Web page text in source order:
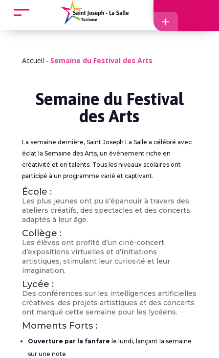
Accueil
Accès
APEL
Accueil - Semaine du Festival des Arts
Semaine du Festival
des Arts
La semaine dernière, Saint Joseph La Salle a célébré avec
éclat la Semaine des Arts, un événement riche en
créativité et en talents. Tous les niveaux scolaires ont
participé à un programme varié et captivant.
École :
Les plus jeunes ont pu s’épanouir à travers des
ateliers créatifs, des spectacles et des concerts
adaptés à leur âge.
Collège :
Les élèves ont profité d’un ciné-concert,
d’expositions virtuelles et d’initiations
artistiques, stimulant leur curiosité et leur
imagination.
Lycée :
Des conférences sur les intelligences artificielles
créatives, des projets artistiques et des concerts
ont marqué cette semaine pour les lycéens.
Moments Forts :
Ouverture par la fanfare le lundi, lançant la semaine
sur une note